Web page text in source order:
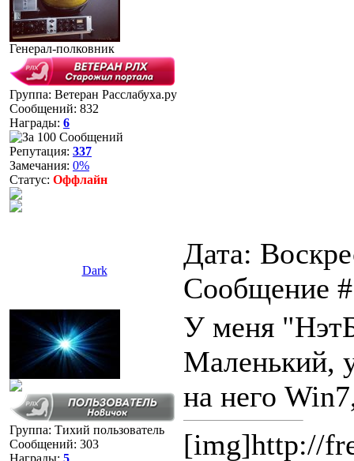
Генерал-полковник
Группа: Ветеран Расслабуха.ру
Сообщений: 832
Награды: 6
Репутация: 337
Замечания: 0%
Статус: Оффлайн
Dark
Дата:
Сообщение
Группа: Тихий пользователь
Сообщений: 303
Награды: 5
У меня
Маленький,
на него
[img]http://